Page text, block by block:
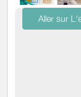
N'hésitez pas à
savoir plus
Aller sur